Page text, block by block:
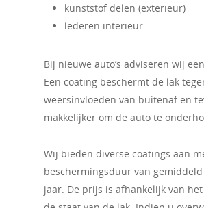
kunststof delen (exterieur)
lederen interieur
Bij nieuwe auto’s adviseren wij
Een coating beschermt de lak
weersinvloeden van buitenaf en
makkelijker om de auto te
Wij bieden diverse coatings aan
beschermingsduur van gemiddeld
jaar. De prijs is afhankelijk van